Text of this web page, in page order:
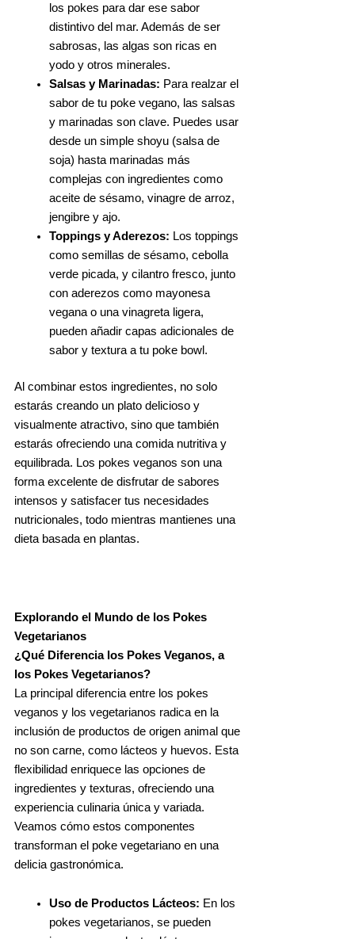
los pokes para dar ese sabor
distintivo del mar. Además de ser
sabrosas, las algas son ricas en
yodo y otros minerales.
Salsas y Marinadas: Para realzar el
sabor de tu poke vegano, las salsas
y marinadas son clave. Puedes usar
desde un simple shoyu (salsa de
soja) hasta marinadas más
complejas con ingredientes como
aceite de sésamo, vinagre de arroz,
jengibre y ajo.
Toppings y Aderezos: Los toppings
como semillas de sésamo, cebolla
verde picada, y cilantro fresco, junto
con aderezos como mayonesa
vegana o una vinagreta ligera,
pueden añadir capas adicionales de
sabor y textura a tu poke bowl.
Al combinar estos ingredientes, no solo
estarás creando un plato delicioso y
visualmente atractivo, sino que también
estarás ofreciendo una comida nutritiva y
equilibrada. Los pokes veganos son una
forma excelente de disfrutar de sabores
intensos y satisfacer tus necesidades
nutricionales, todo mientras mantienes una
dieta basada en plantas.
Explorando el Mundo de los Pokes
Vegetarianos
¿Qué Diferencia los Pokes Veganos, a
los Pokes Vegetarianos?
La principal diferencia entre los pokes
veganos y los vegetarianos radica en la
inclusión de productos de origen animal que
no son carne, como lácteos y huevos. Esta
flexibilidad enriquece las opciones de
ingredientes y texturas, ofreciendo una
experiencia culinaria única y variada.
Veamos cómo estos componentes
transforman el poke vegetariano en una
delicia gastronómica.
Uso de Productos Lácteos: En los
pokes vegetarianos, se pueden